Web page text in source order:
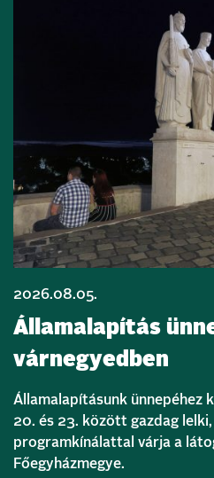
2026.08.05.
Államalapítás
várnegyedben
Államalapításunk ünnepéhez
20. és 23. között gazdag
programkínálattal várja a
Főegyházmegye.